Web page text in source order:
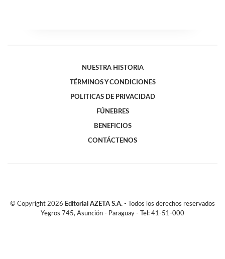
NUESTRA HISTORIA
TÉRMINOS Y CONDICIONES
POLITICAS DE PRIVACIDAD
FÚNEBRES
BENEFICIOS
CONTÁCTENOS
© Copyright 2026 Editorial AZETA S.A. - Todos los derechos reservados
Yegros 745, Asunción - Paraguay - Tel: 41-51-000